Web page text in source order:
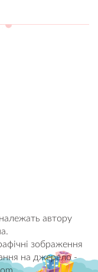
автору
зображення
на джерело -